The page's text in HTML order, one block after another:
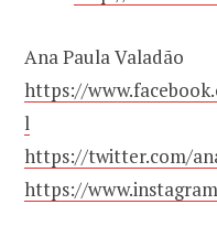
Ana Paula Valadão
https://
l
https://twitter.com/
https://